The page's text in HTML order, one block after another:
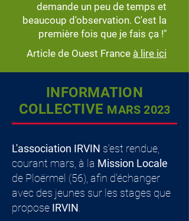
demande un peu de temps et
beaucoup d'observation. C'est la
première fois que je fais ça !"
Article de Ouest France à lire ici
INFORMATION
COLLECTIVE MARS 2023
L'association IRVIN s'est rendue,
courant mars, à la Mission Locale
de Ploërmel (56), afin d'échanger
avec des jeunes sur les stages que
propose IRVIN